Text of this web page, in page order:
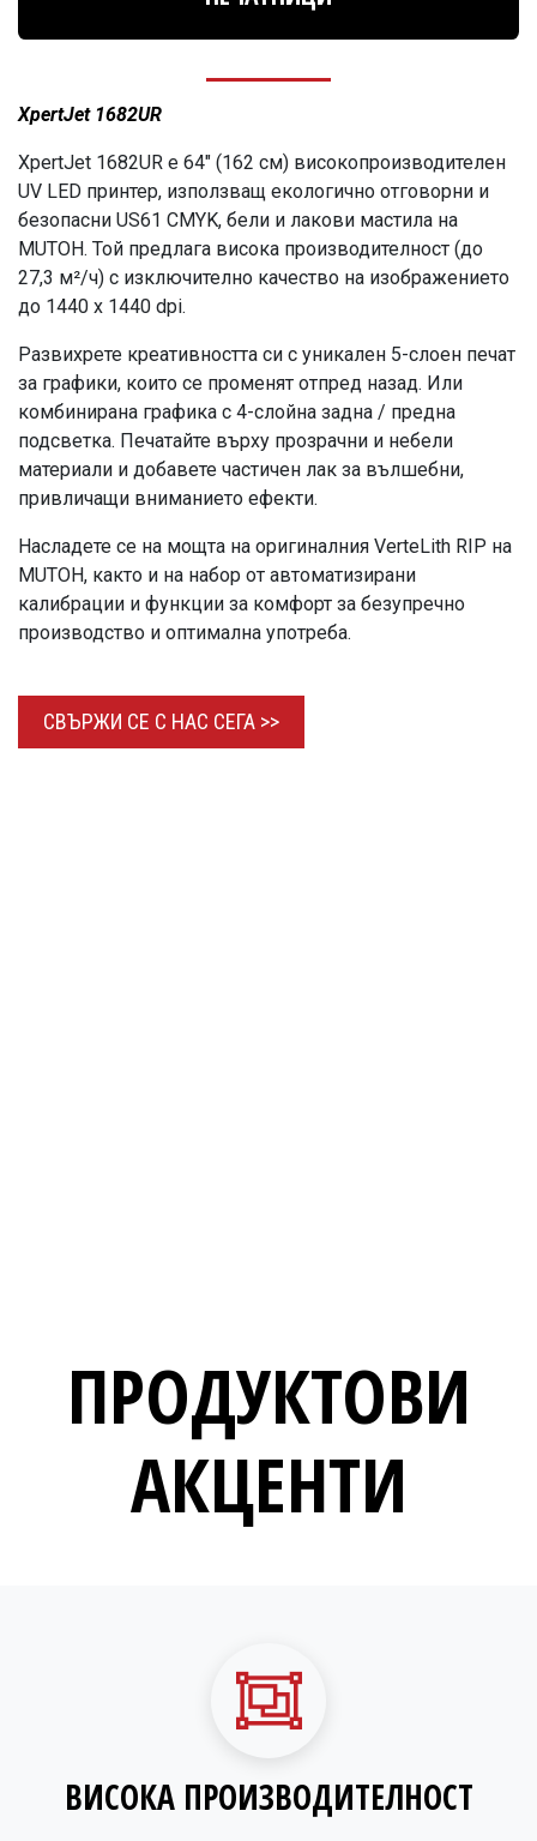
XpertJet 1682UR
XpertJet 1682UR е 64" (162 см) високопроизводителен
UV LED принтер, използващ екологично отговорни и
безопасни US61 CMYK, бели и лакови мастила на
MUTOH. Той предлага висока производителност (до
27,3 м²/ч) с изключително качество на изображението
до 1440 x 1440 dpi.
Развихрете креативността си с уникален 5-слоен печат
за графики, които се променят отпред назад. Или
комбинирана графика с 4-слойна задна / предна
подсветка. Печатайте върху прозрачни и небели
материали и добавете частичен лак за вълшебни,
привличащи вниманието ефекти.
Насладете се на мощта на оригиналния VerteLith RIP на
MUTOH, както и на набор от автоматизирани
калибрации и функции за комфорт за безупречно
производство и оптимална употреба.
СВЪРЖИ СЕ С НАС СЕГА >>​​​​
ПРОДУКТОВИ
АКЦЕНТИ
ВИСОКА ПРОИЗВОДИТЕЛНОСТ​